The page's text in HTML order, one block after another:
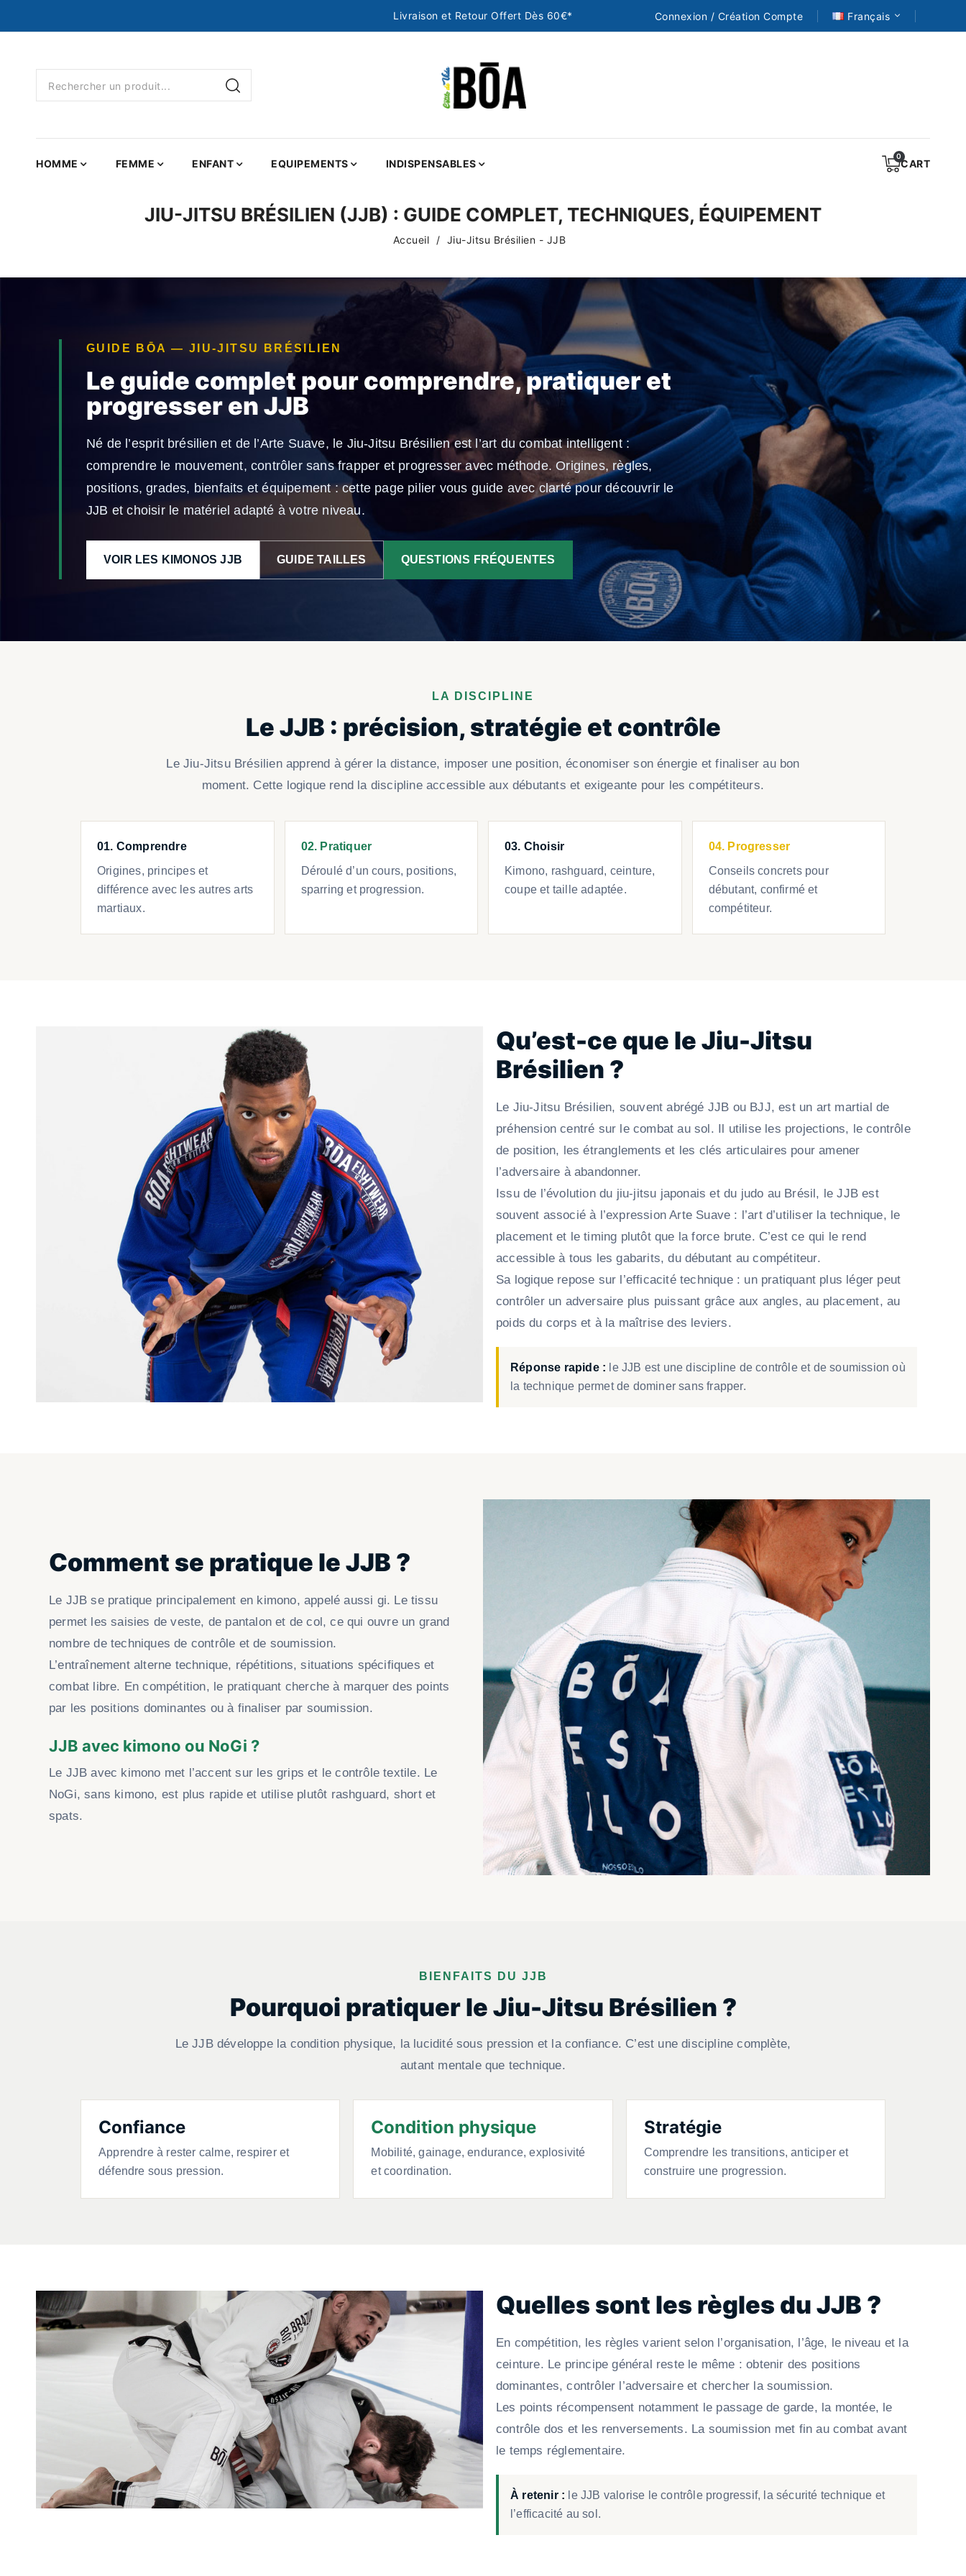
Livraison et Retour Offert Dès 60€* Connexion / Création Compte Français
HOMME FEMME ENFANT EQUIPEMENTS INDISPENSABLES CART
JIU-JITSU BRÉSILIEN (JJB) : GUIDE COMPLET, TECHNIQUES, ÉQUIPEMENT
Accueil Jiu-Jitsu Brésilien - JJB
GUIDE BŌA — JIU-JITSU BRÉSILIEN
Le guide complet pour comprendre, pratiquer et
progresser en JJB
Né de l’esprit brésilien et de l’Arte Suave, le Jiu-Jitsu Brésilien est l’art du combat intelligent :
comprendre le mouvement, contrôler sans frapper et progresser avec méthode. Origines, règles,
positions, grades, bienfaits et équipement : cette page pilier vous guide avec clarté pour découvrir le
JJB et choisir le matériel adapté à votre niveau.
VOIR LES KIMONOS JJB GUIDE TAILLES QUESTIONS FRÉQUENTES
LA DISCIPLINE
Le JJB : précision, stratégie et contrôle
Le Jiu-Jitsu Brésilien apprend à gérer la distance, imposer une position, économiser son énergie et finaliser au bon
moment. Cette logique rend la discipline accessible aux débutants et exigeante pour les compétiteurs.
01. Comprendre
Origines, principes et
différence avec les autres arts
martiaux.
02. Pratiquer
Déroulé d’un cours, positions,
sparring et progression.
03. Choisir
Kimono, rashguard, ceinture,
coupe et taille adaptée.
04. Progresser
Conseils concrets pour
débutant, confirmé et
compétiteur.
Qu’est-ce que le Jiu-Jitsu
Brésilien ?
Le Jiu-Jitsu Brésilien, souvent abrégé JJB ou BJJ, est un art martial de
préhension centré sur le combat au sol. Il utilise les projections, le contrôle
de position, les étranglements et les clés articulaires pour amener
l’adversaire à abandonner.
Issu de l’évolution du jiu-jitsu japonais et du judo au Brésil, le JJB est
souvent associé à l’expression Arte Suave : l’art d’utiliser la technique, le
placement et le timing plutôt que la force brute. C’est ce qui le rend
accessible à tous les gabarits, du débutant au compétiteur.
Sa logique repose sur l’efficacité technique : un pratiquant plus léger peut
contrôler un adversaire plus puissant grâce aux angles, au placement, au
poids du corps et à la maîtrise des leviers.
Réponse rapide : le JJB est une discipline de contrôle et de soumission où
la technique permet de dominer sans frapper.
Comment se pratique le JJB ?
Le JJB se pratique principalement en kimono, appelé aussi gi. Le tissu
permet les saisies de veste, de pantalon et de col, ce qui ouvre un grand
nombre de techniques de contrôle et de soumission.
L’entraînement alterne technique, répétitions, situations spécifiques et
combat libre. En compétition, le pratiquant cherche à marquer des points
par les positions dominantes ou à finaliser par soumission.
JJB avec kimono ou NoGi ?
Le JJB avec kimono met l’accent sur les grips et le contrôle textile. Le
NoGi, sans kimono, est plus rapide et utilise plutôt rashguard, short et
spats.
BIENFAITS DU JJB
Pourquoi pratiquer le Jiu-Jitsu Brésilien ?
Le JJB développe la condition physique, la lucidité sous pression et la confiance. C’est une discipline complète,
autant mentale que technique.
Confiance
Apprendre à rester calme, respirer et
défendre sous pression.
Condition physique
Mobilité, gainage, endurance, explosivité
et coordination.
Stratégie
Comprendre les transitions, anticiper et
construire une progression.
Quelles sont les règles du JJB ?
En compétition, les règles varient selon l’organisation, l’âge, le niveau et la
ceinture. Le principe général reste le même : obtenir des positions
dominantes, contrôler l’adversaire et chercher la soumission.
Les points récompensent notamment le passage de garde, la montée, le
contrôle dos et les renversements. La soumission met fin au combat avant
le temps réglementaire.
À retenir : le JJB valorise le contrôle progressif, la sécurité technique et
l’efficacité au sol.